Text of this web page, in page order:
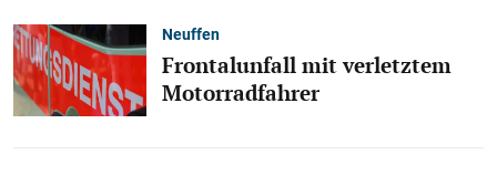
Neuffen
Frontalunfall mit verletztem
Motorradfahrer